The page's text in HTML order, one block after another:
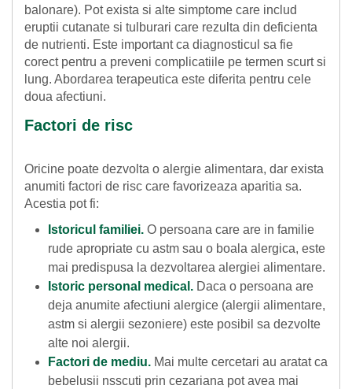
balonare). Pot exista si alte simptome care includ
eruptii cutanate si tulburari care rezulta din deficienta
de nutrienti. Este important ca diagnosticul sa fie
corect pentru a preveni complicatiile pe termen scurt si
lung. Abordarea terapeutica este diferita pentru cele
doua afectiuni.
Factori de risc
Oricine poate dezvolta o alergie alimentara, dar exista
anumiti factori de risc care favorizeaza aparitia sa.
Acestia pot fi:
Istoricul familiei. O persoana care are in familie
rude apropriate cu astm sau o boala alergica, este
mai predispusa la dezvoltarea alergiei alimentare.
Istoric personal medical. Daca o persoana are
deja anumite afectiuni alergice (alergii alimentare,
astm si alergii sezoniere) este posibil sa dezvolte
alte noi alergii.
Factori de mediu. Mai multe cercetari au aratat ca
bebelusii nsscuti prin cezariana pot avea mai